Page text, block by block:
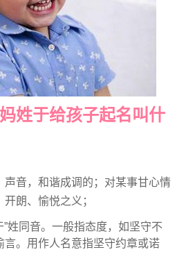
姓于给孩子起名叫什
声音，和谐成调的；对某事甘心情
开朗、愉悦之义；
”姓同音。一般指态度，如坚守不
言。用作人名意指坚守约章或诺